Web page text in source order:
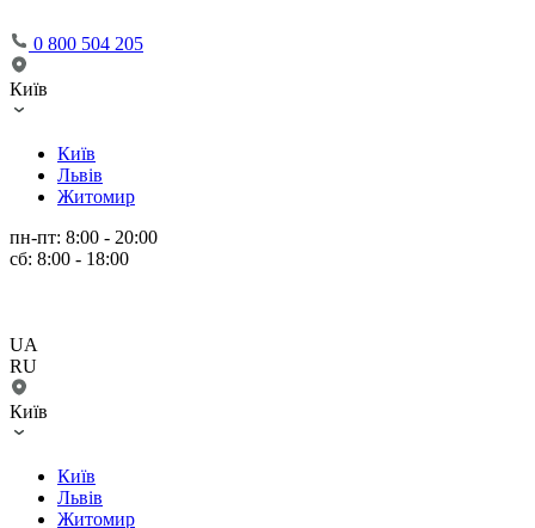
0 800 504 205
Київ
Київ
Львів
Житомир
пн-пт: 8:00 - 20:00
сб: 8:00 - 18:00
UA
RU
Київ
Київ
Львів
Житомир